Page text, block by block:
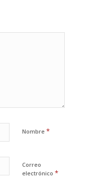
Nombre *
Correo
electrónico *